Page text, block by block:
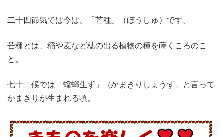
二十四節気では今は、「芒種」（ぼうしゅ）です。
芒種とは、稲や麦など穂の出る植物の種を蒔くころのこ
と。
七十二候では「蟷螂生ず」（かまきりしょうず」と言って
かまきりが生まれる頃。